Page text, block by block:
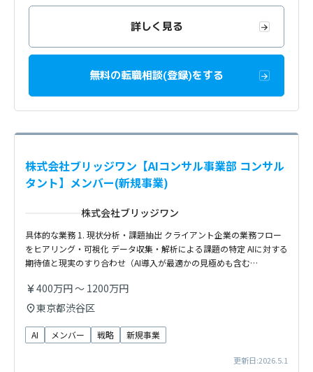
詳しく見る
無料の転職相談(登録)をする
株式会社ブリッジワン【AIコンサル事業部 コンサル
タント】メンバー(新規事業)
株式会社ブリッジワン
具体的な業務 1. 現状分析・課題抽出 クライアント企業の業務フロー
をヒアリング・可視化 データ収集・解析による課題の特定 AIに対する
期待値と現実のすり合わせ（AI導入が最適かの見極めも含む…
400万円 〜 1200万円
東京都渋谷区
AI メンバー 戦略 新規事業
更新日:2026.5.1